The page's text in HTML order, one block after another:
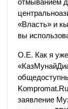
отмыванием
«Власть» и
вы
О.Е. Как я уже
заявление